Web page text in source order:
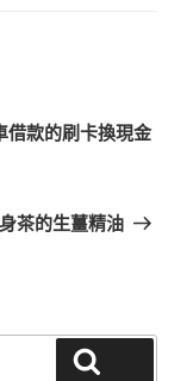
借款的刷卡換現金
茶的生薑精油